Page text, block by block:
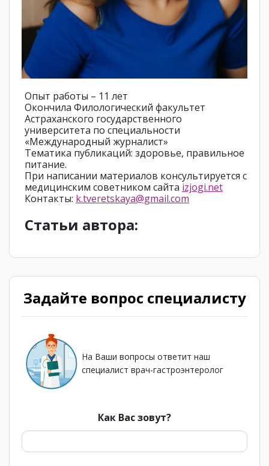
Опыт работы – 11 лет
Окончила Филологический факультет
Астраханского государственного
университета по специальности
«Международный журналист»
Тематика публикаций: здоровье, правильное
питание.
При написании материалов консультируется с
медицинским советником сайта izjogi.net
Контакты: k.tveretskaya@gmail.com
Статьи автора:
Задайте вопрос специалисту
На Ваши вопросы ответит наш
специалист врач-гастроэнтеролог
Как Вас зовут?